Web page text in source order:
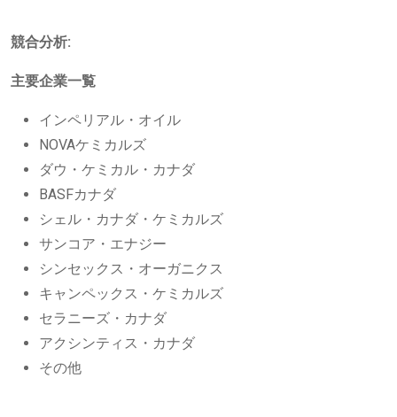
競合分析:
主要企業一覧
インペリアル・オイル
NOVAケミカルズ
ダウ・ケミカル・カナダ
BASFカナダ
シェル・カナダ・ケミカルズ
サンコア・エナジー
シンセックス・オーガニクス
キャンペックス・ケミカルズ
セラニーズ・カナダ
アクシンティス・カナダ
その他